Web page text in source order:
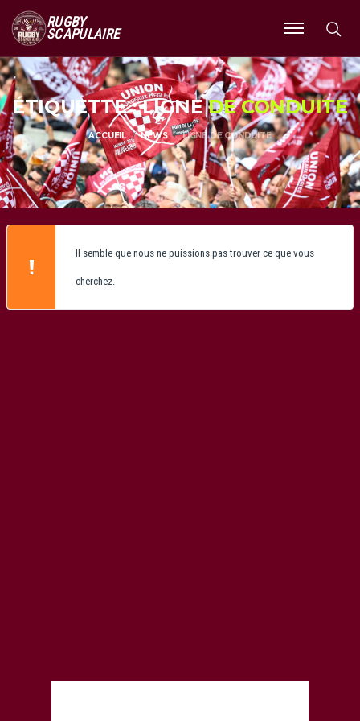
RUGBY
SCAPULAIRE
Ouvrir
le
menu
ÉTIQUETTE : LIGNEDE CONDUITE
ACCUEIL NEWS LIGNE DE CONDUITE
Il semble que nous ne puissions pas trouver ce que vous
cherchez.